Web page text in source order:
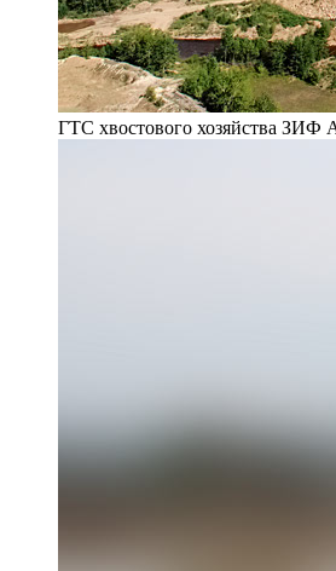
ГТС хвостового хозяйства